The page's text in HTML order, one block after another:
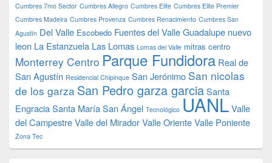
Cumbres 7mo Sector Cumbres Allegro Cumbres Elite Cumbres Elite Premier
Cumbres Madeira Cumbres Provenza Cumbres Renacimiento Cumbres San
Agustín Del Valle Escobedo Fuentes del ValleGuadalupe nuevo
leon La Estanzuela Las Lomas Lomas del Valle mitras centro
Monterrey Centro Parque Fundidora Real de
San Agustín Residencial Chipinque San Jerónimo San nicolas
de los garza San Pedro garza garciaSanta
EngraciaSanta MaríaSan Ángel Tecnológico UANLValle
del CampestreValle del MiradorValle OrienteValle Poniente
Zona Tec